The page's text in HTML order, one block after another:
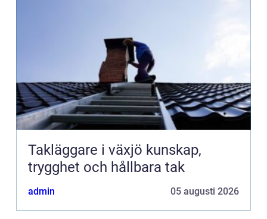
Takläggare i växjö kunskap,
trygghet och hållbara tak
admin 05 augusti 2026